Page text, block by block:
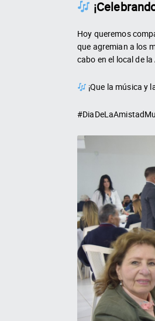
Hoy queremos
que agremian a los
cabo en el local de
¡Que la música y